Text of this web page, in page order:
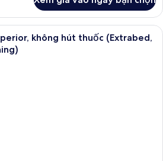
Chăn bông, két bảo mật tại phòng,
không hút thuốc (Extrabed,